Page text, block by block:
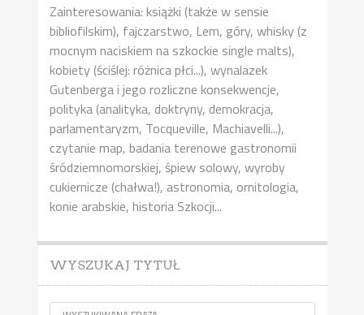
Zainteresowania: książki (także w sensie
bibliofilskim), fajczarstwo, Lem, góry, whisky (z
mocnym naciskiem na szkockie single malts),
kobiety (ściślej: różnica płci...), wynalazek
Gutenberga i jego rozliczne konsekwencje,
polityka (analityka, doktryny, demokracja,
parlamentaryzm, Tocqueville, Machiavelli...),
czytanie map, badania terenowe gastronomii
śródziemnomorskiej, śpiew solowy, wyroby
cukiernicze (chałwa!), astronomia, ornitologia,
konie arabskie, historia Szkocji...
WYSZUKAJ TYTUŁ